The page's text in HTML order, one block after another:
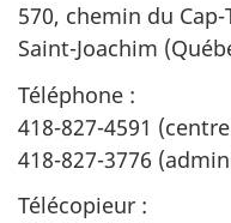
570, chemin du
Saint-Joachim
Téléphone :
418-827-4591
418-827-3776
Télécopieur :